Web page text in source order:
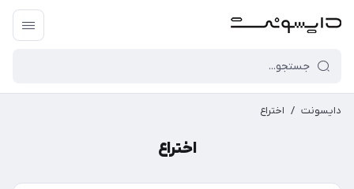
دایسونت / اختراع
اختراع